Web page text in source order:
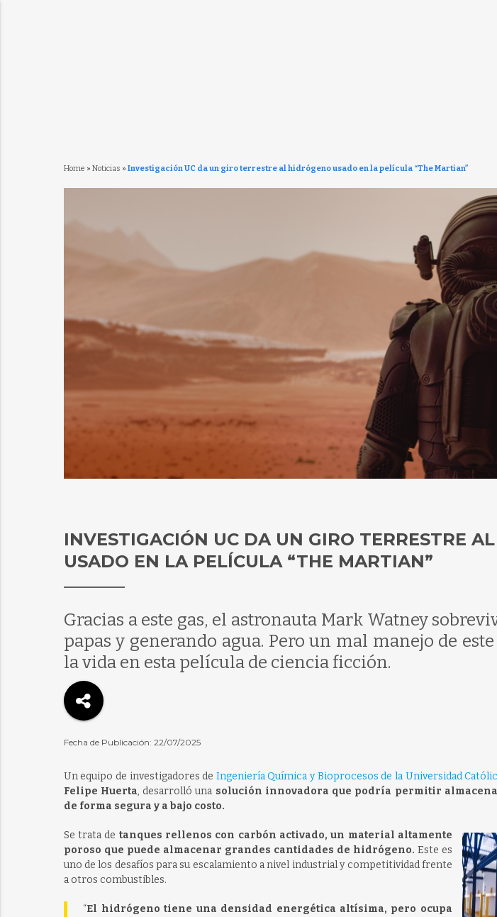
Home » Noticias » Investigación UC da un giro terrestre al hidrógeno usado en la película “The Martian”
INVESTIGACIÓN UC DA UN GIRO TERRESTRE
USADO EN LA PELÍCULA “THE MARTIAN”
Gracias a este gas, el astronauta Mark Watney
papas y generando agua. Pero un mal manejo de
la vida en esta película de ciencia ficción.
Fecha de Publicación: 22/07/2025
Un equipo de investigadores de Ingeniería Química y Bioprocesos de la Universidad
Felipe Huerta, desarrolló una solución innovadora que podría permitir
de forma segura y a bajo costo.
Se trata de tanques rellenos con carbón activado, un material altamente
poroso que puede almacenar grandes cantidades de hidrógeno. Este es
uno de los desafíos para su escalamiento a nivel industrial y competitividad frente
a otros combustibles.
“El hidrógeno tiene una densidad energética altísima, pero ocupa